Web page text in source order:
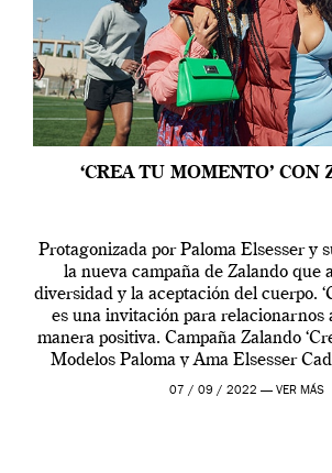
‘CREA TU MOMENTO’ CON
Protagonizada por Paloma Elsesser y
la nueva campaña de Zalando que
diversidad y la aceptación del cuerpo.
es una invitación para relacionarnos
manera positiva. Campaña Zalando
Modelos Paloma y Ama Elsesser
outfit, cada momento,
07 / 09 / 2022 — VER MÁS